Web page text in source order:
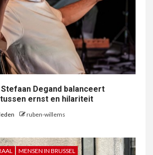
Degand balanceert
ernst en hilariteit
ruben-willems
MENSEN IN BRUSSEL